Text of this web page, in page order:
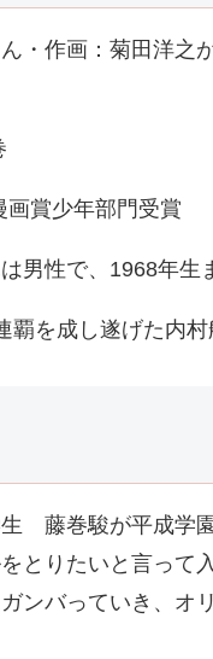
・作画：菊田洋之
賞少年部門受賞
男性で、1968年生
覇を成し遂げた内
藤巻駿が平成学
とりたいと言って
ンバっていき、オ